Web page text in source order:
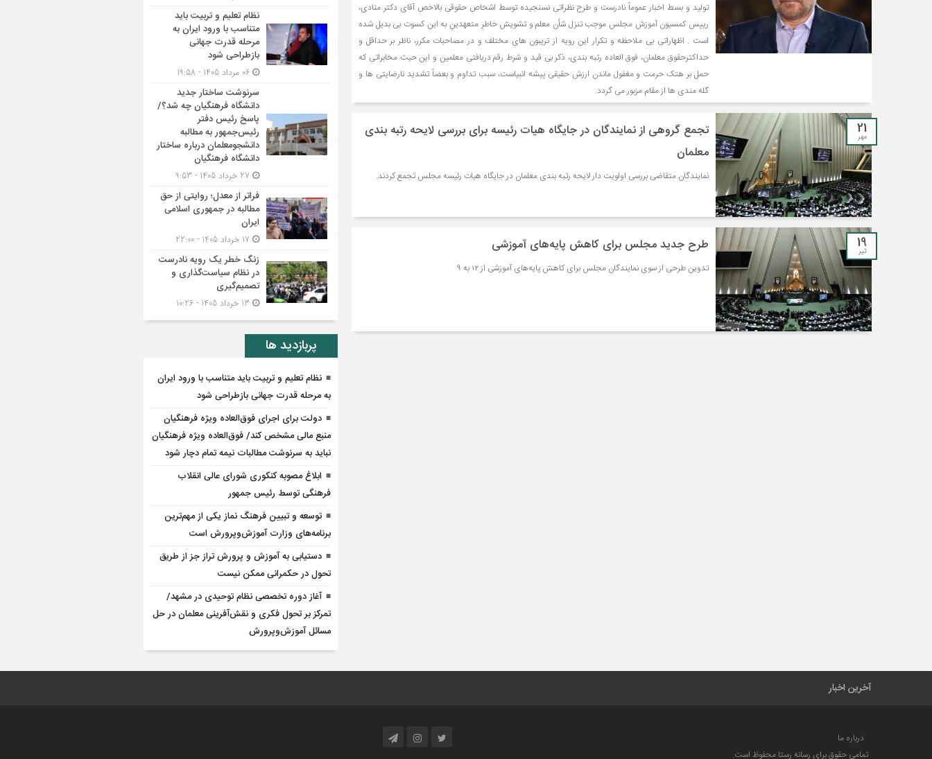
تولید و بسط اخبار عموماً نادرست و طرح نظراتی نسنجیده توسط اشخاص حقوقی بالاخص آقای دکتر منادی،
رییس کمسیون آموزش مجلس موجب تنزل شأن معلم و تشویش خاطرِ متعهدینِ به این کسوت بی بدیل شده
است . اظهاراتی بی ملاحظه و تکرار این رویه از تریبون های مختلف و در مصاحبات مکرر، ناظر بر حداقل و
حداکثرحقوق معلمان، فوق العاده رتبه بندی، ذکر بی قید و شرط رقم دریافتی معلمین و این حیث مخابراتی که
حمل بر هتک حرمت و مغفول ماندن ارزش حقیقی پیشه انبیاست، سبب تداوم و بعضاً تشدید نارضایتی ها و
گله مندی ها از مقام مزبور می گردد.
21
مهر
تجمع گروهی از نمایندگان در جایگاه هیات رئیسه برای بررسی لایحه رتبه بندی
معلمان
نمایندگان متقاضی بررسی اولویت دار لایحه رتبه بندی معلمان در جایگاه هیات رئیسه مجلس تجمع کردند.
19
تیر طرح جدید مجلس برای کاهش پایه‌های آموزشی
تدوین طرحی از سوی نمایندگان مجلس برای کاهش پایه‌های آموزشی از ۱۲ به ۹
نظام تعلیم و تربیت باید
متناسب با ورود ایران به
مرحله قدرت جهانی
بازطراحی شود
سرنوشت ساختار جدید
دانشگاه فرهنگیان چه شد؟/
پاسخ رئیس دفتر
رئیس‌جمهور به مطالبه
دانشجومعلمان درباره ساختار
دانشگاه فرهنگیان
فراتر از معدل؛ روایتی از حق
مطالبه در جمهوری اسلامی
ایران
زنگ خطر یک رویه نادرست
در نظام سیاست‌گذاری و
تصمیم‌گیری
پربازدید ها
نظام تعلیم و تربیت باید متناسب با ورود ایران
به مرحله قدرت جهانی بازطراحی شود
دولت برای اجرای فوق‌العاده ویژه فرهنگیان
منبع مالی مشخص کند/ فوق‌العاده ویژه فرهنگیان
نباید به سرنوشت مطالبات نیمه‌ تمام دچار شود
ابلاغ مصوبه کنکوری شورای عالی انقلاب
فرهنگی توسط رئیس جمهور
توسعه و تبیین فرهنگ نماز یکی از مهم‌ترین
برنامه‌های وزارت آموزش‌وپرورش است
دستیابی به آموزش و پرورش تراز جز از طریق
تحول در حکمرانی ممکن نیست
آغاز دوره تخصصی نظام توحیدی در مشهد/
تمرکز بر تحول فکری و نقش‌آفرینی معلمان در حل
مسائل آموزش‌وپرورش
آخرین اخبار
درباره ما
تمامی حقوق برای رسانه رستا محفوظ است.